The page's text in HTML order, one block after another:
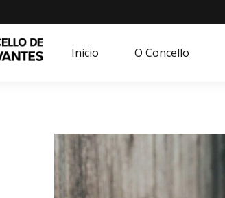
Inicio O Concello